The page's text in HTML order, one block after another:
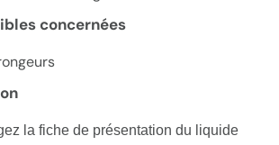
concernées
la fiche de présentation du liquide